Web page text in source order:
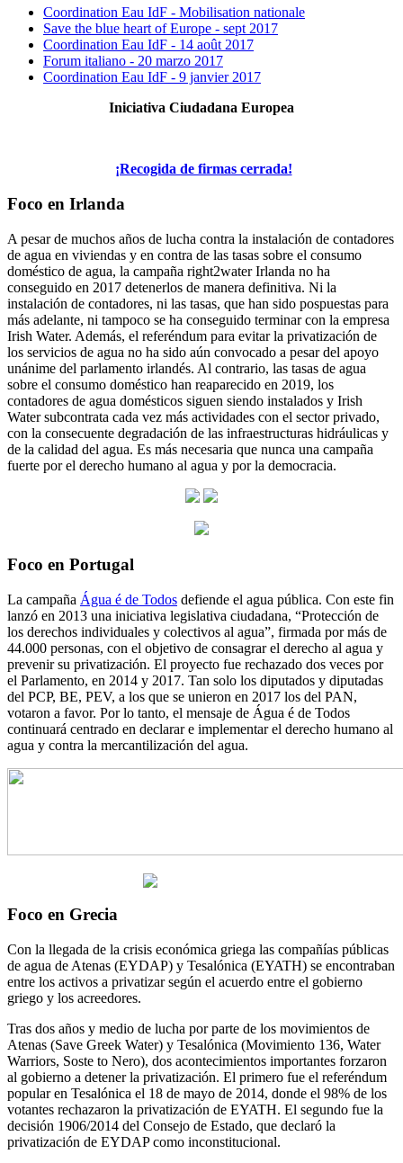
Coordination Eau IdF - Mobilisation nationale
Save the blue heart of Europe - sept 2017
Coordination Eau IdF - 14 août 2017
Forum italiano - 20 marzo 2017
Coordination Eau IdF - 9 janvier 2017
Iniciativa Ciudadana Europea
¡Recogida de firmas cerrada!
Foco en Irlanda
A pesar de muchos años de lucha contra la instalación de contadores
de agua en viviendas y en contra de las tasas sobre el consumo
doméstico de agua, la campaña right2water Irlanda no ha
conseguido en 2017 detenerlos de manera definitiva. Ni la
instalación de contadores, ni las tasas, que han sido pospuestas para
más adelante, ni tampoco se ha conseguido terminar con la empresa
Irish Water. Además, el referéndum para evitar la privatización de
los servicios de agua no ha sido aún convocado a pesar del apoyo
unánime del parlamento irlandés. Al contrario, las tasas de agua
sobre el consumo doméstico han reaparecido en 2019, los
contadores de agua domésticos siguen siendo instalados y Irish
Water subcontrata cada vez más actividades con el sector privado,
con la consecuente degradación de las infraestructuras hidráulicas y
de la calidad del agua. Es más necesaria que nunca una campaña
fuerte por el derecho humano al agua y por la democracia.
Foco en Portugal
La campaña Água é de Todos defiende el agua pública. Con este fin
lanzó en 2013 una iniciativa legislativa ciudadana, “Protección de
los derechos individuales y colectivos al agua”, firmada por más de
44.000 personas, con el objetivo de consagrar el derecho al agua y
prevenir su privatización. El proyecto fue rechazado dos veces por
el Parlamento, en 2014 y 2017. Tan solo los diputados y diputadas
del PCP, BE, PEV, a los que se unieron en 2017 los del PAN,
votaron a favor. Por lo tanto, el mensaje de Água é de Todos
continuará centrado en declarar e implementar el derecho humano al
agua y contra la mercantilización del agua.
Foco en Grecia
Con la llegada de la crisis económica griega las compañías públicas
de agua de Atenas (EYDAP) y Tesalónica (EYATH) se encontraban
entre los activos a privatizar según el acuerdo entre el gobierno
griego y los acreedores.
Tras dos años y medio de lucha por parte de los movimientos de
Atenas (Save Greek Water) y Tesalónica (Movimiento 136, Water
Warriors, Soste to Nero), dos acontecimientos importantes forzaron
al gobierno a detener la privatización. El primero fue el referéndum
popular en Tesalónica el 18 de mayo de 2014, donde el 98% de los
votantes rechazaron la privatización de EYATH. El segundo fue la
decisión 1906/2014 del Consejo de Estado, que declaró la
privatización de EYDAP como inconstitucional.